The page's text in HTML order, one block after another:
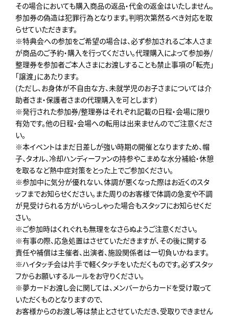
その場合においても購入商品の返品・代金の返金はいたしません。
参加券の偽造は犯罪行為となります。判明次第然るべき対応を取
らせていただきます。
※特典会への参加をご希望の場合は、必ず参加されるご本人さま
が商品のご予約・購入を行ってください。代理購入によって参加券/
整理券を参加者ご本人さまにお渡しすることも禁止事項の「転売」
「譲渡」にあたります。
(ただし、お身体が不自由な方、未就学児のお子さまについては介
助者さま・保護者さまの代理購入を可とします)
※発行された参加券/整理券はそれぞれ記載の日程・会場に限り
有効です。他の日程・会場への転用は出来ませんのでご注意くださ
い。
※本イベントはまだ日差しが強い時期の開催となりますため、帽
子、タオル、冷却ハンディーファンの持参やこまめな水分補給・休憩
を取るなど熱中症対策をとった上でご参加ください。
※参加中に気分が優れない、体調が悪くなった際はお近くのスタ
ッフまでお知らせください。また周りのお客様で体調の急変や不調
が見受けられる方がいらっしゃった場合もスタッフにお知らせくだ
さい。
※ご参加時はくれぐれも無理をなさらぬようご注意ください。
※有事の際、応急処置はさせていただきますが、その後に関する
責任や補償は主催者、出演者、施設関係者は一切負いかねます。
※ハイタッチ会は片手で軽くタッチをいただくものです。必ずスタッ
フからお願いするルールをお守りください。
※夢カードお渡し会に関しては、メンバーからカードを受け取って
いただくものとなりますので、
お客様からのお渡し等は禁止とさせていただき、受取りできません